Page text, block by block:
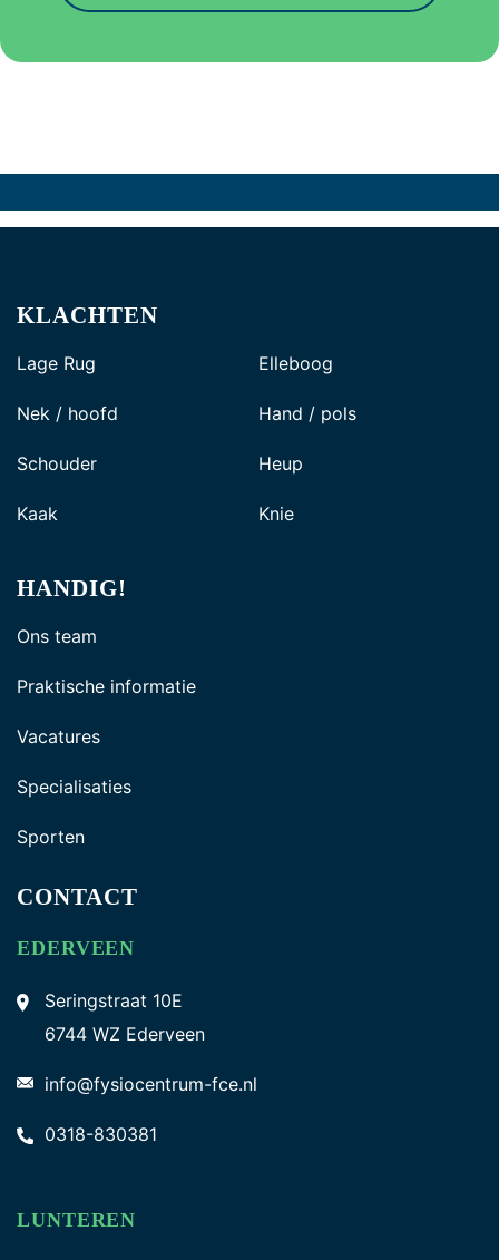
KLACHTEN
Lage Rug
Nek / hoofd
Schouder
Kaak
Elleboog
Hand / pols
Heup
Knie
HANDIG!
Ons team
Praktische informatie
Vacatures
Specialisaties
Sporten
CONTACT
EDERVEEN
Seringstraat 10E
6744 WZ Ederveen
info@fysiocentrum-fce.nl
0318-830381
LUNTEREN